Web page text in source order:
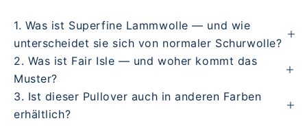
1. Was ist Superfine Lammwolle — und wie
unterscheidet sie sich von normaler Schurwolle?
2. Was ist Fair Isle — und woher kommt das
Muster?
3. Ist dieser Pullover auch in anderen Farben
erhältlich?